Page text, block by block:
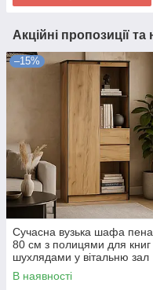
Акційні пропозиції
–15%
Сучасна вузька шафа
80 см з полицями для книг
шухлядами у вітальню зал
ЛДСП Бруклін Мебель
В наявності